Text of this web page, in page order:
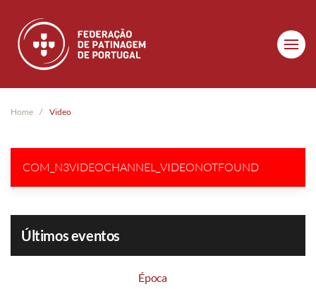
Skip to main content
Home Video
COM_N3VIDEOCHANNEL_VIDEONOTFOUND
Últimos eventos
Época